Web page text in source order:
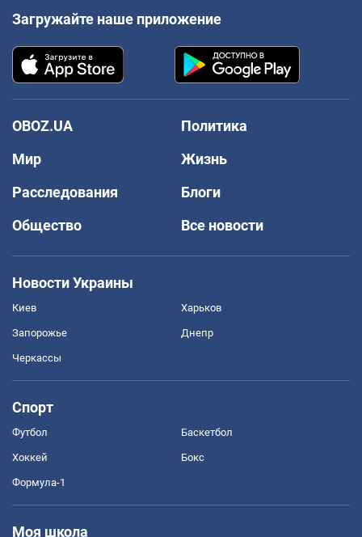
Загружайте наше приложение
OBOZ.UA
Политика
Мир
Жизнь
Расследования
Блоги
Общество
Все новости
Новости Украины
Киев Харьков
Запорожье Днепр
Черкассы
Спорт
Футбол Баскетбол
Хоккей Бокс
Формула-1
Моя школа